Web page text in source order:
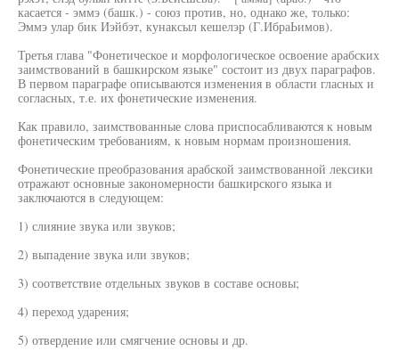
касается - эммэ (башк.) - союз против, но, однако же, только:
Эммэ улар бик Иэйбэт, кунаксыл кешелэр (Г.ИбраЬимов).
Третья глава "Фонетическое и морфологическое освоение арабских
заимствований в башкирском языке" состоит из двух параграфов.
В первом параграфе описываются изменения в области гласных и
согласных, т.е. их фонетические изменения.
Как правило, заимствованные слова приспосабливаются к новым
фонетическим требованиям, к новым нормам произношения.
Фонетические преобразования арабской заимствованной лексики
отражают основные закономерности башкирского языка и
заключаются в следующем:
1) слияние звука или звуков;
2) выпадение звука или звуков;
3) соответствие отдельных звуков в составе основы;
4) переход ударения;
5) отвердение или смягчение основы и др.